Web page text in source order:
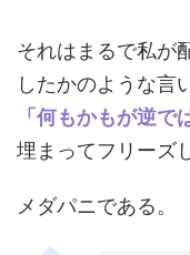
それはまるで私が
したかのような言
「何もかもが逆で
埋まってフリーズ
メダパニである。